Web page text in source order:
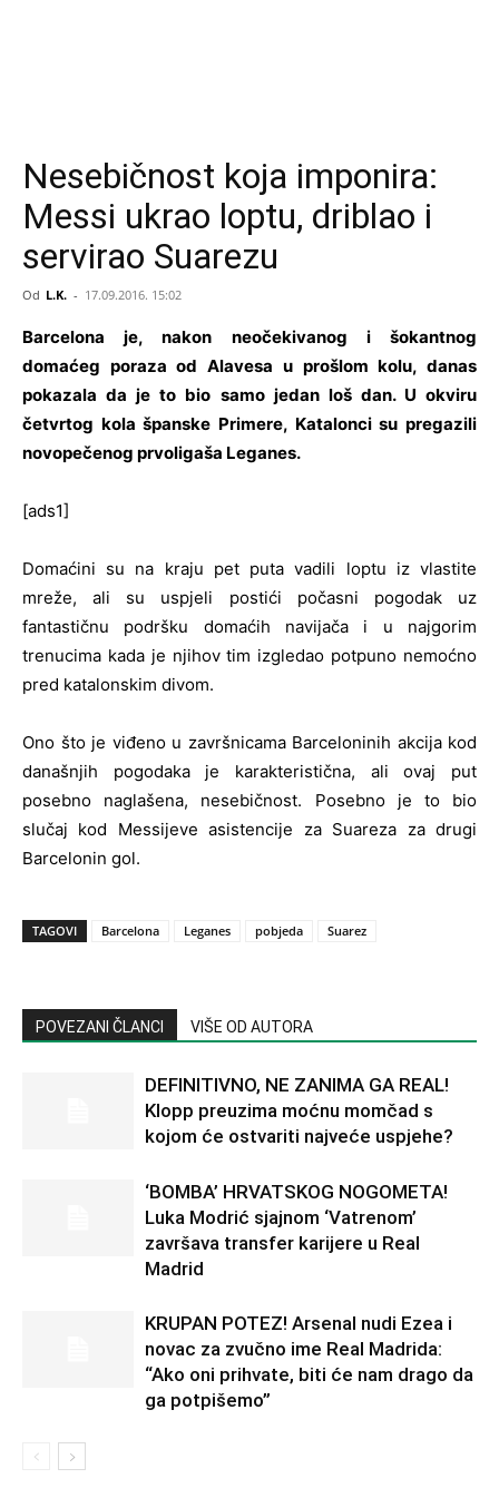
Nesebičnost koja imponira:
Messi ukrao loptu, driblao i
servirao Suarezu
Od L.K. - 17.09.2016. 15:02
Barcelona je, nakon neočekivanog i šokantnog
domaćeg poraza od Alavesa u prošlom kolu, danas
pokazala da je to bio samo jedan loš dan. U okviru
četvrtog kola španske Primere, Katalonci su pregazili
novopečenog prvoligaša Leganes.
[ads1]
Domaćini su na kraju pet puta vadili loptu iz vlastite
mreže, ali su uspjeli postići počasni pogodak uz
fantastičnu podršku domaćih navijača i u najgorim
trenucima kada je njihov tim izgledao potpuno nemoćno
pred katalonskim divom.
Ono što je viđeno u završnicama Barceloninih akcija kod
današnjih pogodaka je karakteristična, ali ovaj put
posebno naglašena, nesebičnost. Posebno je to bio
slučaj kod Messijeve asistencije za Suareza za drugi
Barcelonin gol.
TAGOVI Barcelona Leganes pobjeda Suarez
POVEZANI ČLANCI VIŠE OD AUTORA
DEFINITIVNO, NE ZANIMA GA REAL!
Klopp preuzima moćnu momčad s
kojom će ostvariti najveće uspjehe?
‘BOMBA’ HRVATSKOG NOGOMETA!
Luka Modrić sjajnom ‘Vatrenom’
završava transfer karijere u Real
Madrid
KRUPAN POTEZ! Arsenal nudi Ezea i
novac za zvučno ime Real Madrida:
“Ako oni prihvate, biti će nam drago da
ga potpišemo”